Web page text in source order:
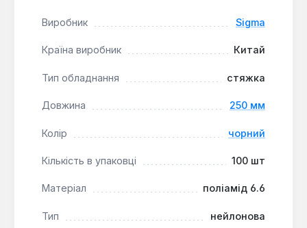
затягнути, а для зняття – натиснути на
Оптимальна комплектація: Упаковка містить
100 штук хомутів, що зручно для професійного
використання на об'єкті або в майстерні.
стандартним рішенням для електромонтажних,
сантехнічних та інших монтажних робіт, де
підходять для застосування як у приміщенні, так і
погодних умов.
Виробник Sigma
Країна виробник Китай
Тип обладнання стяжка
Довжина 250 мм
Колір чорний
Кількість в упаковці 100 шт
Матеріал поліамід 6.6
Тип нейлонова